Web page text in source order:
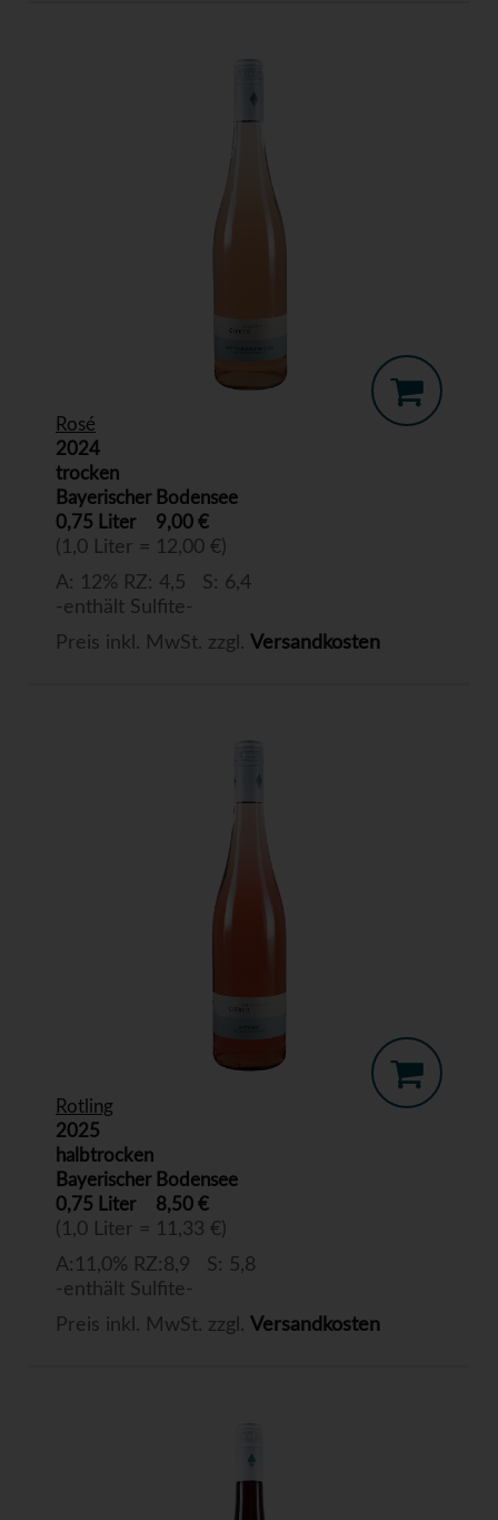
Rosé
2024
trocken
Bayerischer Bodensee
0,75 Liter
9,00 €
(1,0 Liter = 12,00 €)
A: 12% RZ: 4,5 S: 6,4
-enthält Sulfite-
Preis inkl. MwSt. zzgl. Versandkosten
Rotling
2025
halbtrocken
Bayerischer Bodensee
0,75 Liter
8,50 €
(1,0 Liter = 11,33 €)
A:11,0% RZ:8,9 S: 5,8
-enthält Sulfite-
Preis inkl. MwSt. zzgl. Versandkosten